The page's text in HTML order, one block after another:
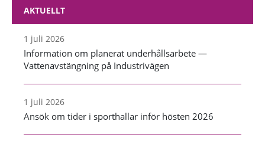
AKTUELLT
1 juli 2026
Information om planerat underhållsarbete —
Vattenavstängning på Industrivägen
1 juli 2026
Ansök om tider i sporthallar inför hösten 2026